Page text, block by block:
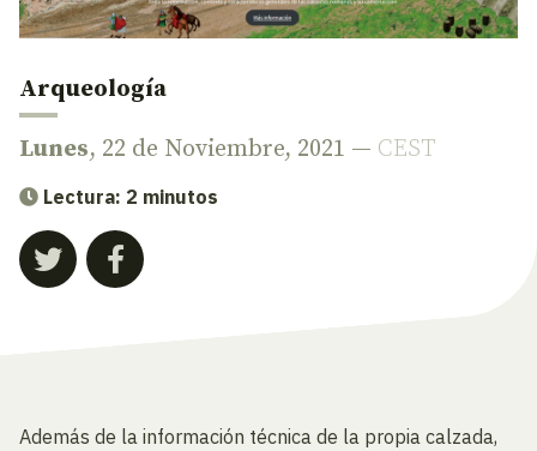
Arqueología
Lunes, 22 de Noviembre, 2021 — CEST
Lectura: 2 minutos
Además de la información técnica de la propia calzada,